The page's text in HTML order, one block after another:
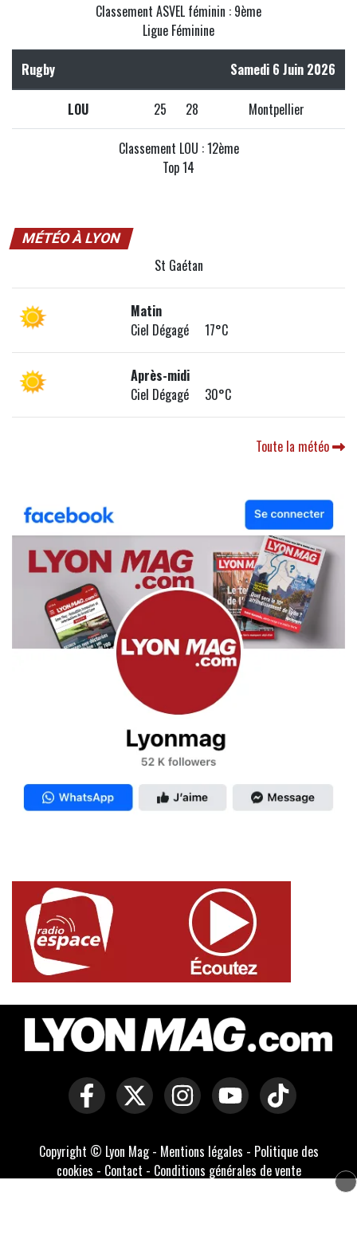
Classement ASVEL féminin : 9ème
Ligue Féminine
Rugby Samedi 6 Juin 2026
LOU 25 28 Montpellier
Classement LOU : 12ème
Top 14
MÉTÉO À LYON
St Gaétan
Matin
Ciel Dégagé 17°C
Après-midi
Ciel Dégagé 30°C
Toute la météo
Copyright © Lyon Mag - Mentions légales - Politique des
cookies - Contact - Conditions générales de vente